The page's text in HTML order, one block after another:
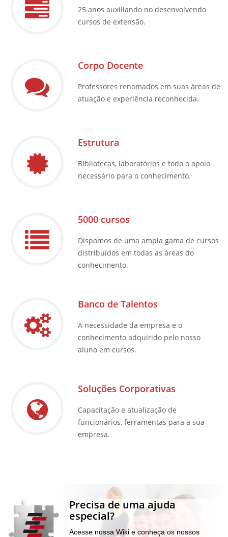
25 anos auxiliando no desenvolvendo
cursos de extensão.
Corpo Docente
Professores renomados em suas áreas de
atuação e experiência reconhecida.
Estrutura
Bibliotecas, laboratórios e todo o apoio
necessário para o conhecimento.
5000 cursos
Dispomos de uma ampla gama de cursos
distribuídos em todas as áreas do
conhecimento.
Banco de Talentos
A necessidade da empresa e o
conhecimento adquirido pelo nosso
aluno em cursos.
Soluções Corporativas
Capacitação e atualização de
funcionários, ferramentas para a sua
empresa.
Precisa de uma ajuda
especial?
Acesse nossa Wiki e conheça os nossos